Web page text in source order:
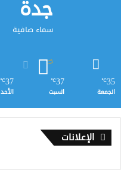
جدة
سماء صافية
35
℃
الجمعة
37
℃
السبت
37
℃
الأحد
الإعلانات